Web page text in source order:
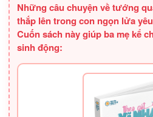
Những câu chuyện về tướng
thắp lên trong con ngọn lửa
Cuốn sách này giúp ba mẹ kể
sinh động: